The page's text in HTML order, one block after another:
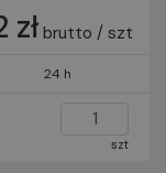
złbrutto / szt
24 h
szt